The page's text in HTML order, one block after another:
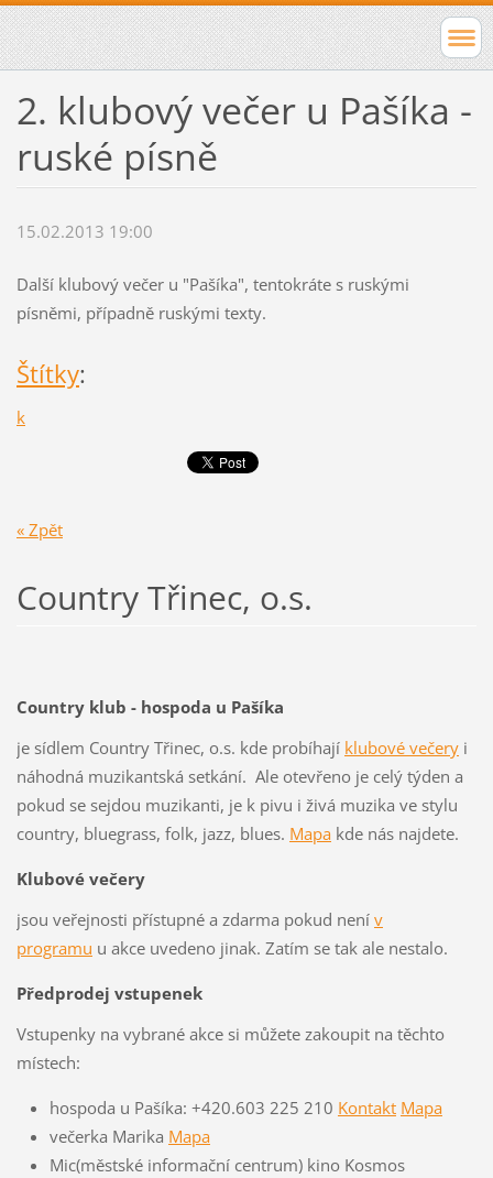
2. klubový večer u Pašíka -
ruské písně
15.02.2013 19:00
Další klubový večer u "Pašíka", tentokráte s ruskými
písněmi, případně ruskými texty.
Štítky:
k
« Zpět
Country Třinec, o.s.
Country klub - hospoda u Pašíka
je sídlem Country Třinec, o.s. kde probíhají klubové večeryi
náhodná muzikantská setkání. Ale otevřeno je celý týden a
pokud se sejdou muzikanti, je k pivu i živá muzika ve stylu
country, bluegrass, folk, jazz, blues. Mapakde nás najdete.
Klubové večery
jsou veřejnosti přístupné a zdarma pokud není v
programu u akce uvedeno jinak. Zatím se tak ale nestalo.
Předprodej vstupenek
Vstupenky na vybrané akce si můžete zakoupit na těchto
místech:
hospoda u Pašíka: +420.603 225 210 Kontakt Mapa
večerka Marika Mapa
Mic(městské informační centrum) kino Kosmos